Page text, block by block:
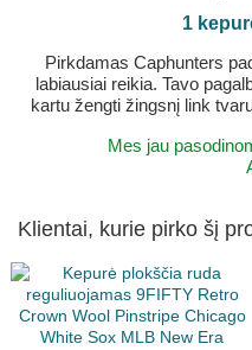
1
Pirkdamas Caphunters
labiausiai reikia. Tavo
kartu žengti žingsnį link
Mes jau
Klientai, kurie pirko šį